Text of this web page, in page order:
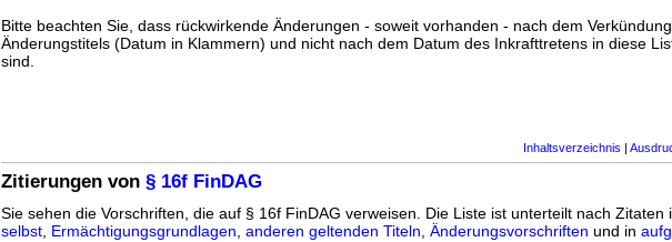
Bitte beachten Sie, dass rückwirkende Änderungen - soweit vorhanden - nach dem
Änderungstitels (Datum in Klammern) und nicht nach dem Datum des Inkrafttretens in diese
sind.
Inhaltsverzeichnis |
Zitierungen von § 16f FinDAG
Sie sehen die Vorschriften, die auf § 16f FinDAG verweisen. Die Liste ist unterteilt nach Zitaten
selbst Ermächtigungsgrundlagen anderen geltenden Titeln Änderungsvorschriften und in